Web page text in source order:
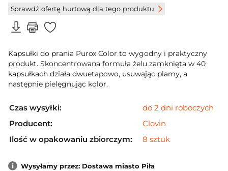
Sprawdź ofertę hurtową dla tego produktu
Kapsułki do prania Purox Color to wygodny i praktyczny
produkt. Skoncentrowana formuła żelu zamknięta w 40
kapsułkach działa dwuetapowo, usuwając plamy, a
następnie pielęgnując kolor.
Czas wysyłki:
do 2 dni roboczych
Producent:
Clovin
Ilość w opakowaniu zbiorczym:
8 sztuk
Wysyłamy przez: Dostawa miasto Piła